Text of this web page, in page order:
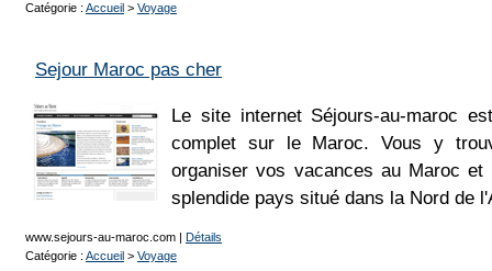
Catégorie : Accueil > Voyage
Sejour Maroc pas cher
Le site internet Séjours-au-maroc
complet sur le Maroc. Vous y
organiser vos vacances au Maroc et
splendide pays situé dans la Nord de
www.sejours-au-maroc.com | Détails
Catégorie : Accueil > Voyage